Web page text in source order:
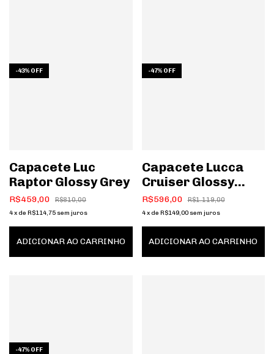
-43% OFF
Capacete Luc
Raptor Glossy Grey
R$459,00 R$810,00
4x de R$114,75 sem juros
ADICIONAR AO CARRINHO
-47% OFF
Capacete Lucca
Cruiser Glossy
Black
R$596,00 R$1.119,00
4 x de R$149,00 sem juros
ADICIONAR AO CARRINHO
-47% OFF